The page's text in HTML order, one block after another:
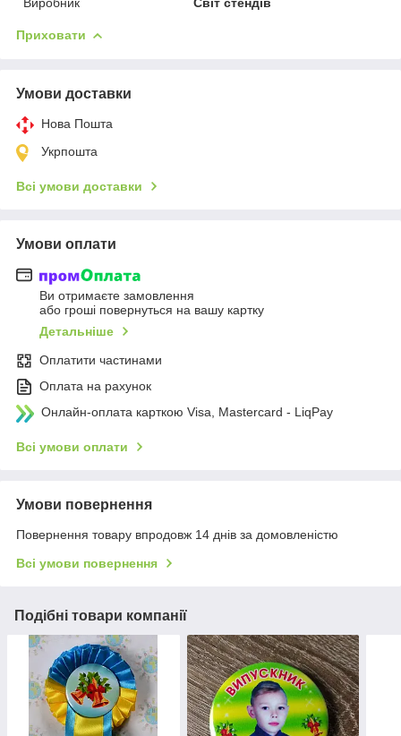
Приховати
Умови доставки
Нова Пошта
Укрпошта
Всі умови доставки
Умови оплати
Ви отримаєте замовлення
або гроші повернуться на вашу картку
Детальніше
Оплатити частинами
Оплата на рахунок
Онлайн-оплата карткою Visa, Mastercard - LiqPay
Всі умови оплати
Умови повернення
Повернення товару впродовж 14 днів за домовленістю
Всі умови повернення
Подібні товари компанії